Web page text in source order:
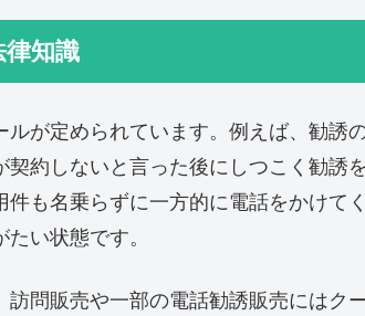
知識
が定められています。例えば、勧誘
約しないと言った後にしつこく勧誘
も名乗らずに一方的に電話をかけて
い状態です。
問販売や一部の電話勧誘販売にはク